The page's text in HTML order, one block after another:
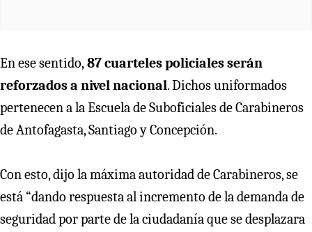
En ese sentido,87 cuarteles policiales serán
reforzados a nivel nacional. Dichos uniformados
pertenecen a la Escuela de Suboficiales de Carabineros
de Antofagasta, Santiago y Concepción.
Con esto, dijo la máxima autoridad de Carabineros, se
está “dando respuesta al incremento de la demanda de
seguridad por parte de la ciudadanía que se desplazara